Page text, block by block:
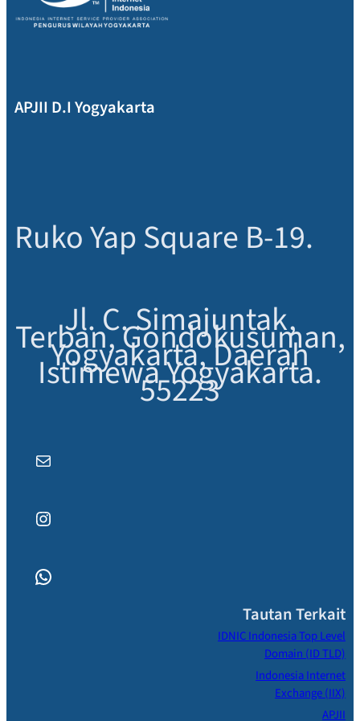
APJII D.I Yogyakarta
Ruko Yap Square B-19.
Jl. C. Simajuntak,
Terban, Gondokusuman,
Yogyakarta, Daerah
Istimewa Yogyakarta.
55223
Mail
Instagram
WhatsApp
Tautan Terkait
IDNIC Indonesia Top Level
Domain (ID TLD)
Indonesia Internet
Exchange (IIX)
APJII